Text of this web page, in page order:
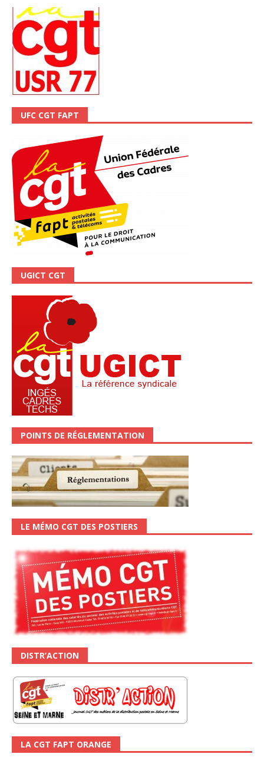
UFC CGT FAPT
UGICT CGT
POINTS DE RÉGLEMENTATION
LE MÉMO CGT DES POSTIERS
DISTR’ACTION
LA CGT FAPT ORANGE